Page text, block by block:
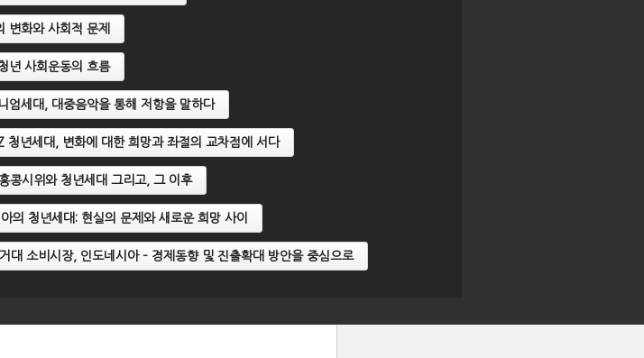
변화와 사회적 문제
년 사회운동의 흐름
엄세대, 대중음악을 통해 저항을 말하다
청년세대, 변화에 대한 희망과 좌절의 교차점에 서다
콩시위와 청년세대 그리고, 그 이후
의 청년세대: 현실의 문제와 새로운 희망 사이
대 소비시장, 인도네시아 – 경제동향 및 진출확대 방안을 중심으로